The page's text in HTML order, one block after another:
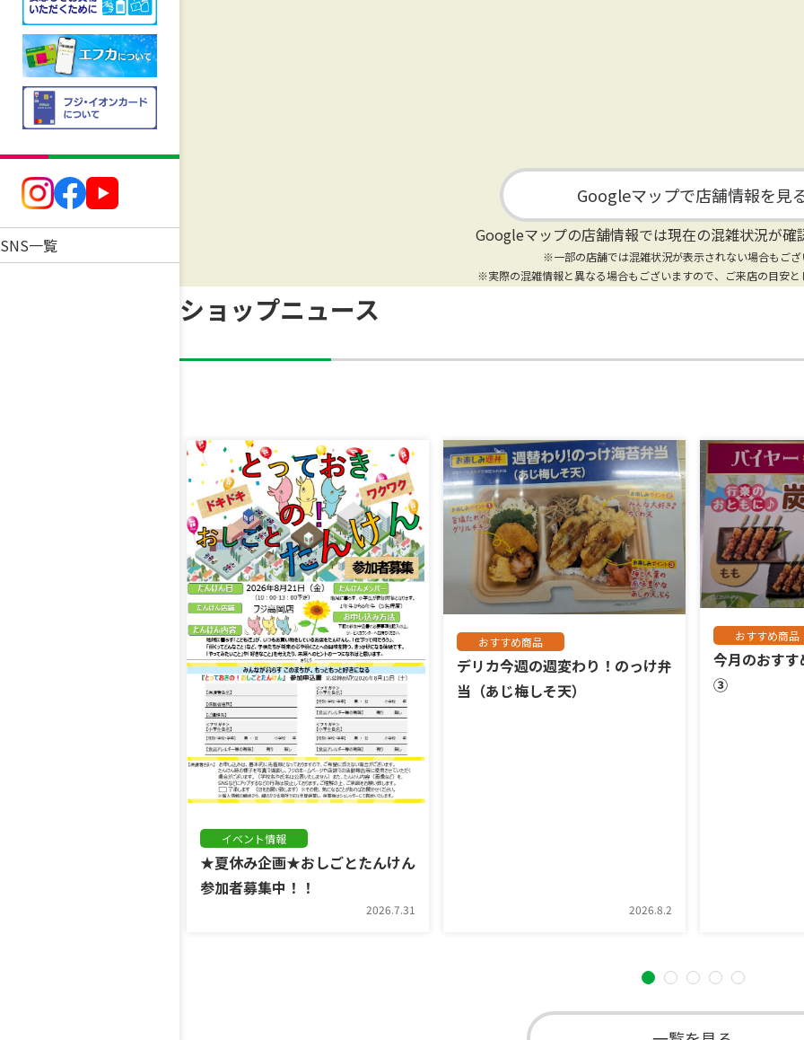
SNS一覧
Googleマップで店舗情報を見
Googleマップの店舗情報では現在の混雑状況が確
※一部の店舗では混雑状況が表示されない場合もござ
※実際の混雑情報と異なる場合もございますので、ご来店の目安
ショップニュース
イベント情報
★夏休み企画★おしごとたんけん
参加者募集中！！
2026.7.31
おすすめ商品
デリカ今週の週変わり！のっけ弁
当（あじ梅しそ天）
2026.8.2
おすすめ商品
今月のおす
③